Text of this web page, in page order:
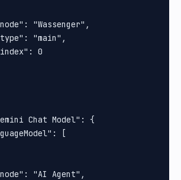
"Wassenger",
"main",
0
Chat Model": {
[
"AI Agent",